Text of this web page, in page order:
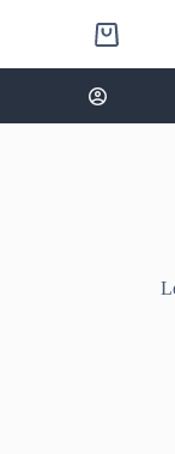
Shopping
cart